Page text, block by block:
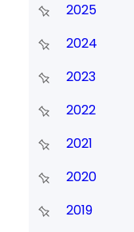
2025
2024
2023
2022
2021
2020
2019